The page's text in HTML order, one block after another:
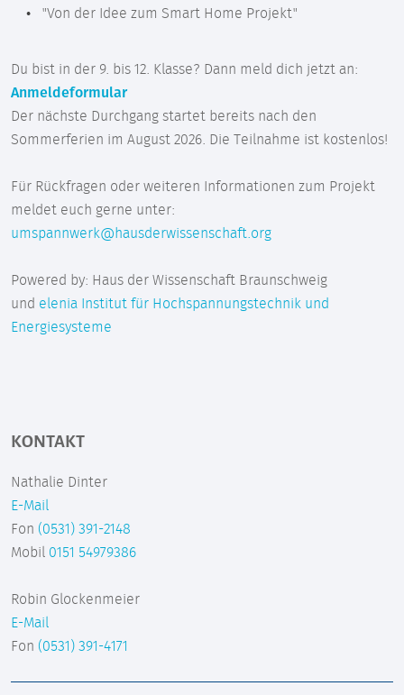
"Von der Idee zum Smart Home Projekt"
Du bist in der 9. bis 12. Klasse? Dann meld dich jetzt an:
Anmeldeformular
Der nächste Durchgang startet bereits nach den
Sommerferien im August 2026. Die Teilnahme ist kostenlos!
Für Rückfragen oder weiteren Informationen zum Projekt
meldet euch gerne unter:
umspannwerk@hausderwissenschaft.org
Powered by: Haus der Wissenschaft Braunschweig
und elenia Institut für Hochspannungstechnik und
Energiesysteme
KONTAKT
Nathalie Dinter
E-Mail
Fon (0531) 391-2148
Mobil 0151 54979386
Robin Glockenmeier
E-Mail
Fon (0531) 391-4171